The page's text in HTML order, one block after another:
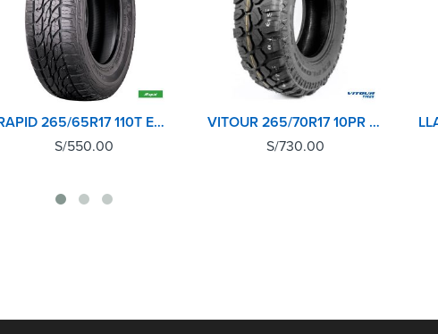
RAPID 265/65R17 110T ECOLANDER AT
S/550.00
VITOUR 265/70R17 10PR 121Q EXPLORER MT
S/730.00